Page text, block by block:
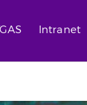
Intranet